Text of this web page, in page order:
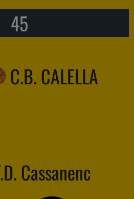
45
C.B. CALELLA
Cassanenc